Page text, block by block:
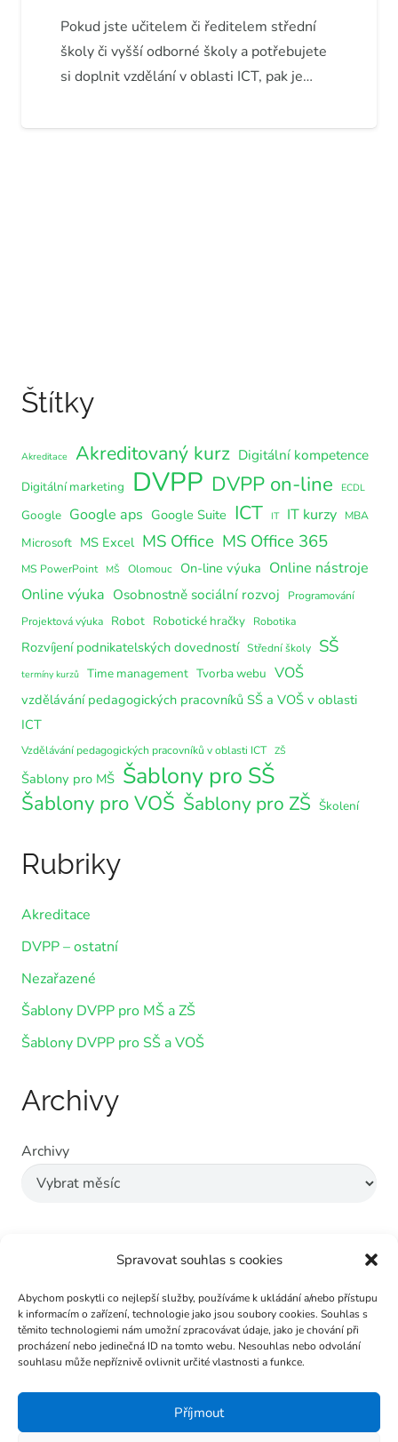
Spravovat souhlas s cookies
Abychom poskytli co nejlepší služby, používáme k ukládání a/nebo přístupu
k informacím o zařízení, technologie jako jsou soubory cookies. Souhlas s
těmito technologiemi nám umožní zpracovávat údaje, jako je chování při
procházení nebo jedinečná ID na tomto webu. Nesouhlas nebo odvolání
souhlasu může nepříznivě ovlivnit určité vlastnosti a funkce.
Příjmout
Pokud jste učitelem či ředitelem střední
školy či vyšší odborné školy a potřebujete
si doplnit vzdělání v oblasti ICT, pak je…
Štítky
Akreditace Akreditovaný kurz Digitální kompetence
Digitální marketing DVPP DVPP on-line ECDL
Google Google aps Google Suite ICT IT IT kurzy MBA
Microsoft MS Excel MS Office MS Office 365
MS PowerPoint MŠ Olomouc On-line výuka Online nástroje
Online výuka Osobnostně sociální rozvoj
Programování
Projektová výuka
Robot Robotické hračky Robotika
Rozvíjení podnikatelských dovedností Střední školy SŠ
termíny kurzů Time management Tvorba webu VOŠ
vzdělávání pedagogických pracovníků SŠ a VOŠ v oblasti
ICT
Vzdělávání pedagogických pracovníků v oblasti ICT ZŠ
Šablony pro MŠ Šablony pro SŠ
Šablony pro VOŠ Šablony pro ZŠ Školení
Rubriky
Akreditace
DVPP – ostatní
Nezařazené
Šablony DVPP pro MŠ a ZŠ
Šablony DVPP pro SŠ a VOŠ
Archivy
Archivy